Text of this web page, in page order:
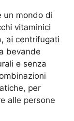
un mondo di
vitaminici
ai centrifugati
bevande
e senza
per
alle persone